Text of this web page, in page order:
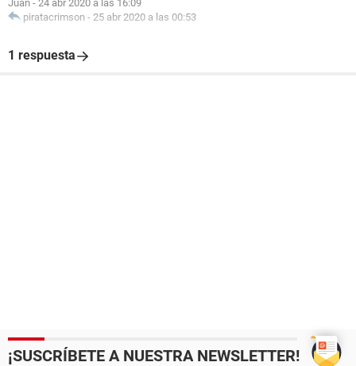
Juan - 24 abr 2020 a las 16:09
piratacrimson - 25 abr 2020 a las 00:53
1 respuesta
¡SUSCRÍBETE A NUESTRA NEWSLETTER!